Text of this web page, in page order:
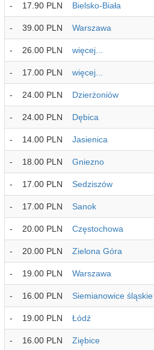
- 17.90 PLN Bielsko-Biała
- 39.00 PLN Warszawa
- 26.00 PLN więcej...
- 17.00 PLN więcej...
- 24.00 PLN Dzierżoniów
- 24.00 PLN Dębica
- 14.00 PLN Jasienica
- 18.00 PLN Gniezno
- 17.00 PLN Sedziszów
- 17.00 PLN Sanok
- 20.00 PLN Częstochowa
- 20.00 PLN Zielona Góra
- 19.00 PLN Warszawa
- 16.00 PLN Siemianowice śląskie
- 19.00 PLN Łódź
- 16.00 PLN Ziębice